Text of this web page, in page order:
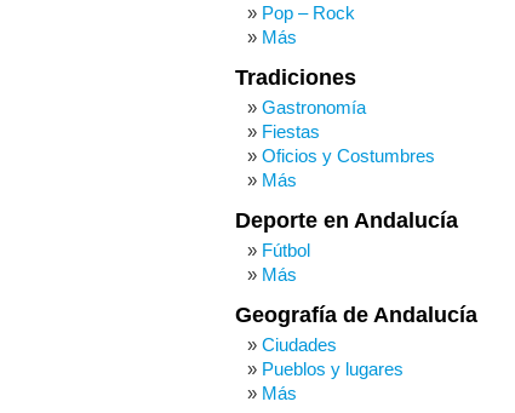
Pop – Rock
Más
Tradiciones
Gastronomía
Fiestas
Oficios y Costumbres
Más
Deporte en Andalucía
Fútbol
Más
Geografía de Andalucía
Ciudades
Pueblos y lugares
Más